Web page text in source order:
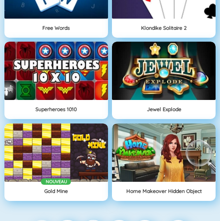
Free Words Klondike Solitaire 2
Superheroes 1010 Jewel Explode
NOUVEAU
Gold Mine Home Makeover Hidden Object